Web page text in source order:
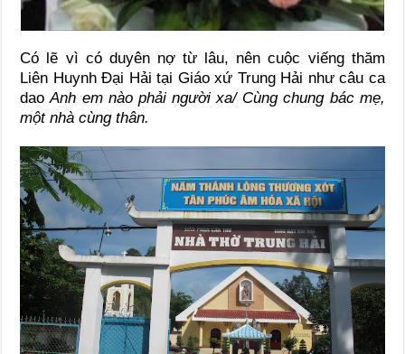
Có lẽ vì có duyên nợ từ lâu, nên cuộc viếng thăm
Liên Huynh Đại Hải tại Giáo xứ Trung Hải như câu ca
daoAnh em nào phải người xa/ Cùng chung bác mẹ,
một nhà cùng thân.